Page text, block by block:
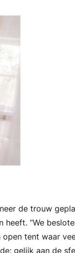
de trouw
heeft. “We
open tent waar
gelijk aan de